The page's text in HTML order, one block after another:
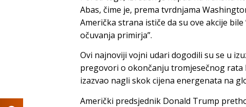
Abas, čime je, prema tvrdnjama
Američka strana ističe da su ove akcije
očuvanja primirja”.
Ovi najnoviji vojni udari dogodili su se u
pregovori o okončanju tromjesečnog rata
izazvao nagli skok cijena energenata na
Američki predsjednik Donald Trump